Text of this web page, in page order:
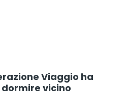
Viaggio ha
vicino